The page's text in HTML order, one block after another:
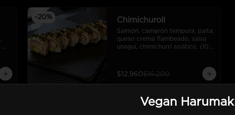
-20% Chimichuroll
Salmón, camarón tempura, palta,
queso crema flambeado, salsa
unagui, chimichurri asiático. (10
$12.960$16.200
Furikake Roll
Vegan